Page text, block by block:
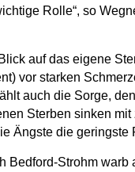
Rolle“, so
auf das eigene
vor starken
auch die Sorge,
Sterben sinken
Ängste die geringste
Bedford-Strohm